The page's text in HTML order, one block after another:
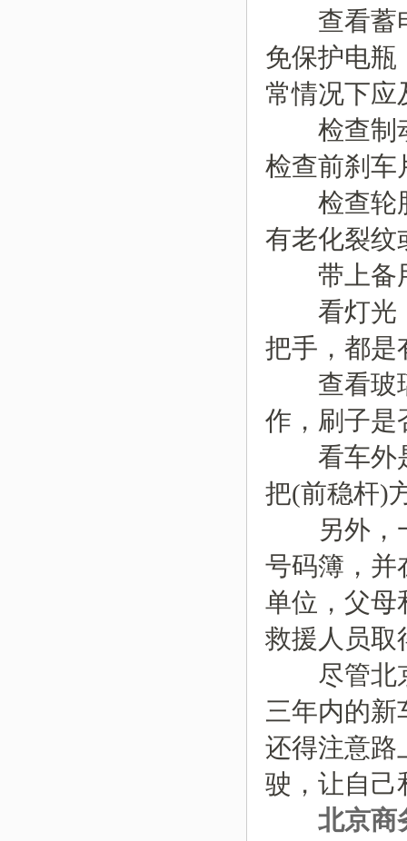
查看蓄电
免保护电瓶
常情况下应
检查制动
检查前刹车
检查轮胎
有老化裂纹
带上备用
看灯光，
把手，都是
查看玻璃
作，刷子是
看车外是
把(前稳杆)
另外，一
号码簿，并
单位，父母
救援人员取
尽管北京
三年内的新
还得注意路
驶，让自己
北京商